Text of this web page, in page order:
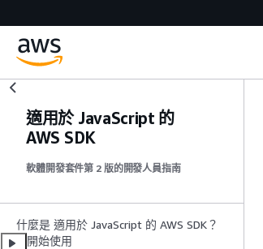
適用於 JavaScript 的
AWS SDK
軟體開發套件第 2 版的開發人員指南
什麼是 適用於 JavaScript 的 AWS SDK？
開始使用